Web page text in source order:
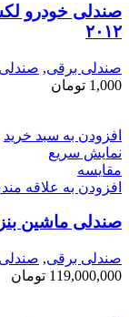
صندلی خودرو
۲۰۱۲
صندلی برقی,
1,000 تومان
افزودن به سبد خرید
نمایش سریع
مقايسه
افزودن به علاقه
صندلی ماشین بنز
صندلی برقی, صندلی
119,000,000 تومان